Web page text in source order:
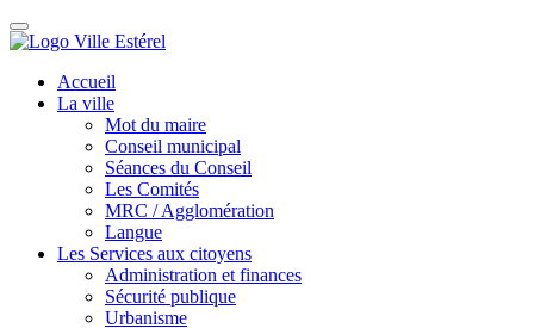
Accueil
La ville
Mot du maire
Conseil municipal
Séances du Conseil
Les Comités
MRC / Agglomération
Langue
Les Services aux citoyens
Administration et finances
Sécurité publique
Urbanisme